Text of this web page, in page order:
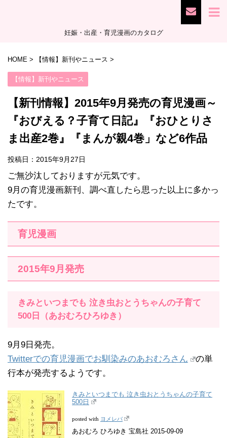
妊娠・出産・育児漫画のカタログ
HOME > 【情報】新刊やニュース >
【情報】新刊やニュース
【新刊情報】2015年9月発売の育児漫画～
『おびえる？子育て日記』『おひとりさ
ま出産2巻』『まんが親4巻」など6作品
投稿日： 2015年9月27日
ご無沙汰しておりますが元気です。
9月の育児漫画新刊、調べ直したら思った以上に多かっ
たです。
育児漫画
2015年9月発売
きみといつまでも 泣き虫おとうちゃんの子育て
500日（あおむろひろゆき）
9月9日発売。
Twitterでの育児漫画でお馴染みのあおむろさん
の単
行本が発売するようです。
きみといつまでも 泣き虫おとうちゃんの子育て
500日
posted with ヨメレバ
あおむろ ひろゆき 宝島社 2015-09-09